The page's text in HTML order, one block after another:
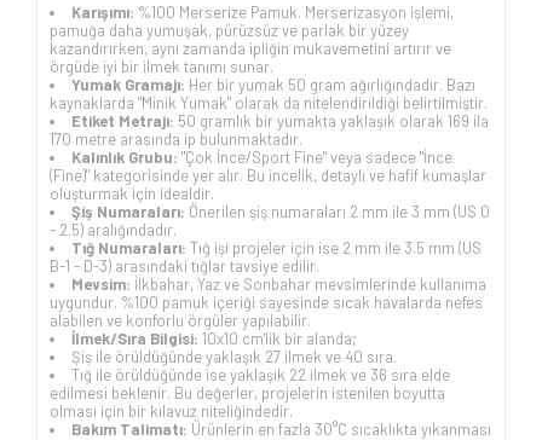
Karışımı: %100 Merserize Pamuk. Merserizasyon işlemi,
pamuğa daha yumuşak, pürüzsüz ve parlak bir yüzey
kazandırırken, aynı zamanda ipliğin mukavemetini artırır ve
örgüde iyi bir ilmek tanımı sunar.
Yumak Gramajı: Her bir yumak 50 gram ağırlığındadır. Bazı
kaynaklarda "Minik Yumak" olarak da nitelendirildiği belirtilmiştir.
Etiket Metrajı: 50 gramlık bir yumakta yaklaşık olarak 169 ila
170 metre arasında ip bulunmaktadır.
Kalınlık Grubu: "Çok İnce/Sport Fine" veya sadece "İnce
(Fine)" kategorisinde yer alır. Bu incelik, detaylı ve hafif kumaşlar
oluşturmak için idealdir.
Şiş Numaraları: Önerilen şiş numaraları 2 mm ile 3 mm (US 0
- 2.5) aralığındadır.
Tığ Numaraları: Tığ işi projeler için ise 2 mm ile 3.5 mm (US
B-1 - D-3) arasındaki tığlar tavsiye edilir.
Mevsim: İlkbahar, Yaz ve Sonbahar mevsimlerinde kullanıma
uygundur. %100 pamuk içeriği sayesinde sıcak havalarda nefes
alabilen ve konforlu örgüler yapılabilir.
İlmek/Sıra Bilgisi: 10x10 cm'lik bir alanda;
Şiş ile örüldüğünde yaklaşık 27 ilmek ve 40 sıra.
Tığ ile örüldüğünde ise yaklaşık 22 ilmek ve 36 sıra elde
edilmesi beklenir. Bu değerler, projelerin istenilen boyutta
olması için bir kılavuz niteliğindedir.
Bakım Talimatı: Ürünlerin en fazla 30°C sıcaklıkta yıkanması